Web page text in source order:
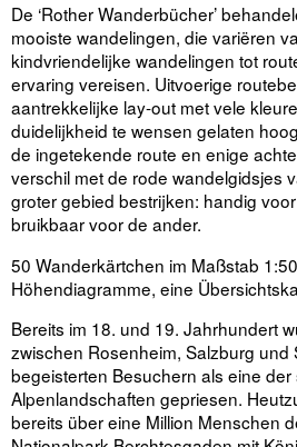
De ‘Rother Wanderbücher’
mooiste wandelingen, die variëren
kindvriendelijke wandelingen tot
ervaring vereisen. Uitvoerige
aantrekkelijke lay-out met vele
duidelijkheid te wensen gelaten
de ingetekende route en enige
verschil met de rode wandelgidsjes
groter gebied bestrijken: handig
bruikbaar voor de ander.
50 Wanderkärtchen im Maßstab
Höhendiagramme, eine
Bereits im 18. und 19. Jahrhundert
zwischen Rosenheim, Salzburg und
begeisterten Besuchern als eine
Alpenlandschaften gepriesen.
bereits über eine Million Menschen